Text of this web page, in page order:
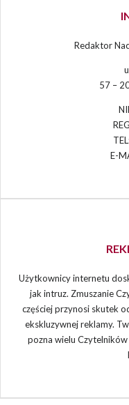
Redaktor
57 –
E-
Użytkownicy internetu
jak intruz. Zmuszanie
częściej przynosi skutek
ekskluzywnej reklamy.
pozna wielu Czytelników